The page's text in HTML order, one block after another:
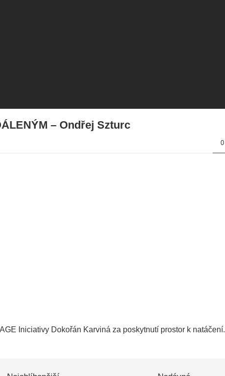
– Ondřej Szturc
0
Iniciativy Dokořán Karviná za poskytnutí prostor k natáčení.